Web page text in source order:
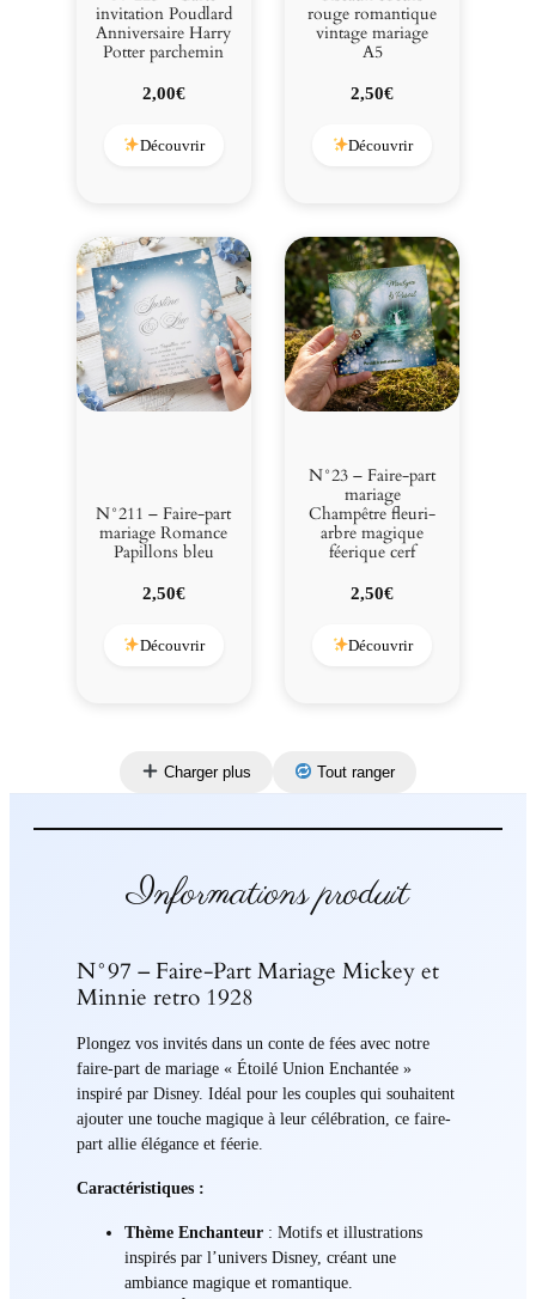
invitation Poudlard
Anniversaire Harry
Potter parchemin
2,00€
Découvrir
rouge romantique
vintage mariage
A5
2,50€
Découvrir
N°211 – Faire-part
mariage Romance
Papillons bleu
2,50€
Découvrir
N°23 – Faire-part
mariage
Champêtre fleuri-
arbre magique
féerique cerf
2,50€
Découvrir
Charger plus Tout ranger
Informations produit
N°97 – Faire-Part Mariage Mickey et
Minnie retro 1928
Plongez vos invités dans un conte de fées avec notre
faire-part de mariage « Étoilé Union Enchantée »
inspiré par Disney. Idéal pour les couples qui souhaitent
ajouter une touche magique à leur célébration, ce faire-
part allie élégance et féerie.
Caractéristiques :
Thème Enchanteur: Motifs et illustrations
inspirés par l’univers Disney, créant une
ambiance magique et romantique.